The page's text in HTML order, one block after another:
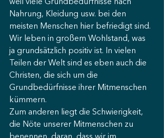
weil viele Grundbedürfnisse nach
Nahrung, Kleidung usw. bei den
meisten Menschen hier befriedigt sind.
Wir leben in großem Wohlstand, was
ja grundsätzlich positiv ist. In vielen
Teilen der Welt sind es eben auch die
Christen, die sich um die
Grundbedürfnisse ihrer Mitmenschen
kümmern.
Zum anderen liegt die Schwierigkeit,
die Nöte unserer Mitmenschen zu